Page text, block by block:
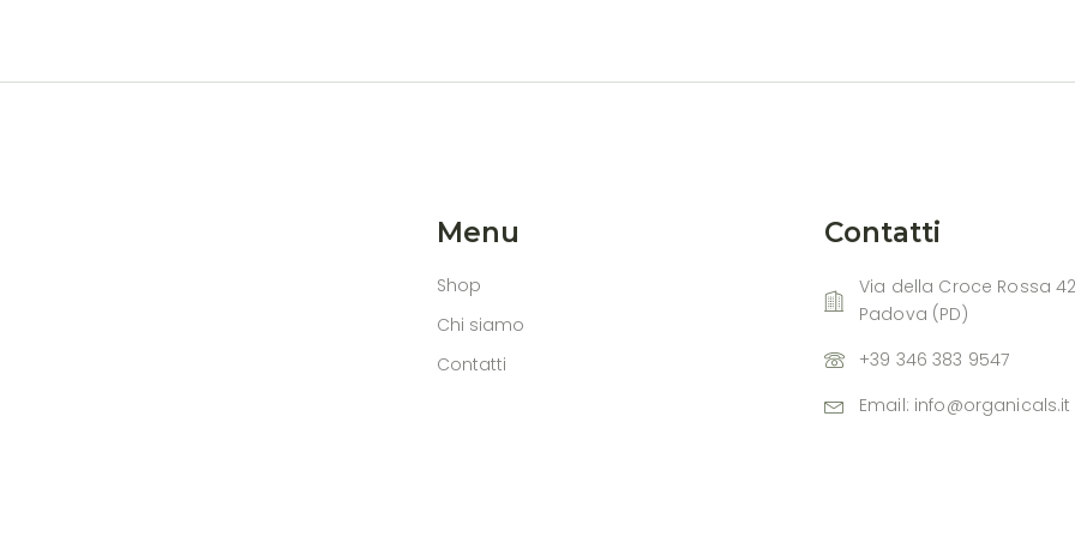
Menu
Shop
Chi siamo
Contatti
Contatti
Via della Croce Rossa
Padova (PD)
+39 346 383 9547
Email: info@organicals.it